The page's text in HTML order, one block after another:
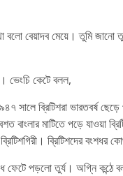
বলো বেয়াদব মেয়ে। তুমি জানো
ভেংচি কেটে বলল,
সালে ব্রিটিশরা ভারতবর্ষ
বাংলার মাটিতে পড়ে যাওয়া
ব্রিটিশগিরী। ব্রিটিশদের বংশধর
ফেটে পড়লো তুর্য। অগ্নি কন্ঠে